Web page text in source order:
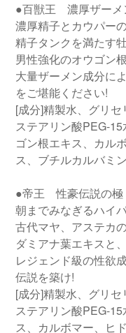
●百獣王 濃厚ザーメ
濃厚精子とカウパー
精子タンクを満たす
男性強化のオウゴン
大量ザーメン成分に
をご堪能ください!
[成分]精製水、グリ
ステアリン酸PEG-
ゴン根エキス、カル
ス、ブチルカルバミ
●帝王 性豪伝説の極
朝までみなぎるハイ
古代マヤ、アステカ
ダミアナ葉エキスと
レジェンド級の性欲
伝説を築け!
[成分]精製水、グリ
ステアリン酸PEG-
ス、カルボマー、ヒ